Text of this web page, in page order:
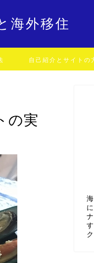
海外移住
自己紹介とサイトの
の実